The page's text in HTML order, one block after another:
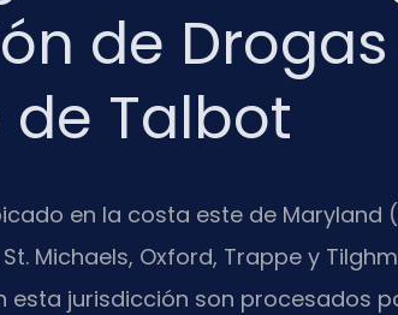
de
Talbot
en la costa este de Maryland
Michaels, Oxford, Trappe y
esta jurisdicción son procesados